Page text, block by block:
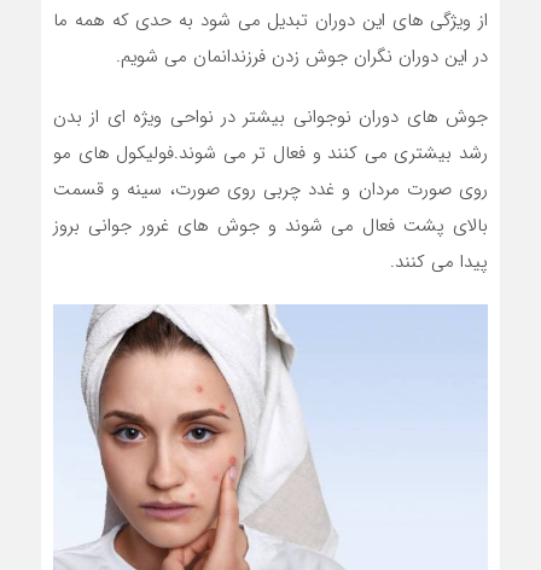
از ویژگی های این دوران تبدیل می شود به حدی که همه ما
در این دوران نگران جوش زدن فرزندانمان می شویم.
جوش های دوران نوجوانی بیشتر در نواحی ویژه ای از بدن
رشد بیشتری می کنند و فعال تر می شوند.فولیکول های مو
روی صورت مردان و غدد چربی روی صورت، سینه و قسمت
بالای پشت فعال می شوند و جوش های غرور جوانی بروز
پیدا می کنند.